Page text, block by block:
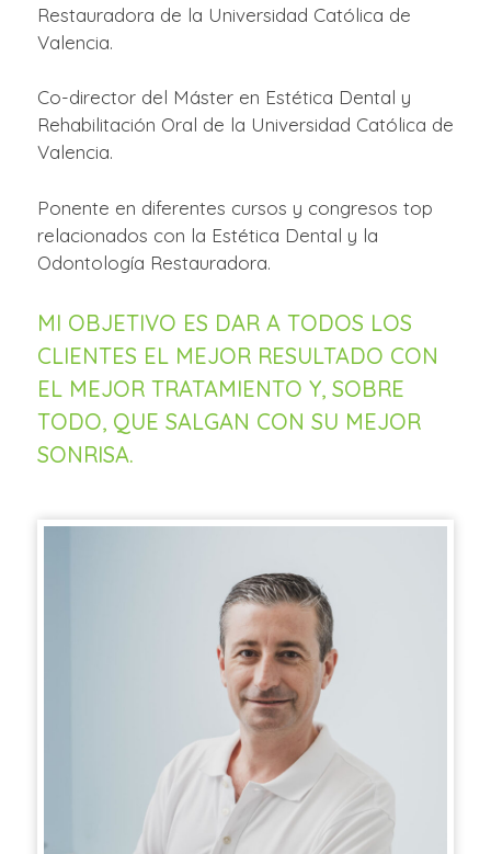
Restauradora de la Universidad Católica de
Valencia.
Co-director del Máster en Estética Dental y
Rehabilitación Oral de la Universidad Católica de
Valencia.
Ponente en diferentes cursos y congresos top
relacionados con la Estética Dental y la
Odontología Restauradora.
MI OBJETIVO ES DAR A TODOS LOS
CLIENTES EL MEJOR RESULTADO CON
EL MEJOR TRATAMIENTO Y, SOBRE
TODO, QUE SALGAN CON SU MEJOR
SONRISA.